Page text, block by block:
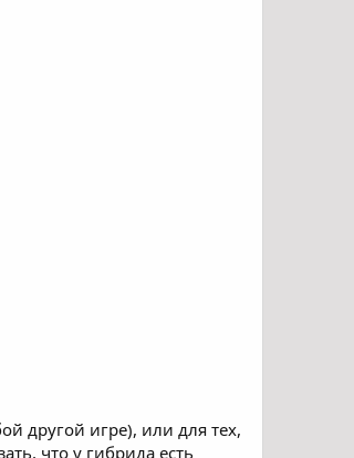
другой игре), или для тех,
что у гибрида есть